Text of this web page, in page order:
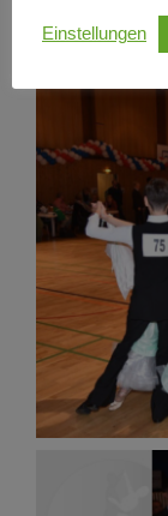
Einstellungen